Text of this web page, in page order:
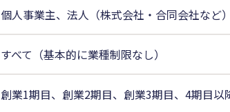
個人事業主、法人（株式会社・合同会社など）
すべて（基本的に業種制限なし）
創業1期目、創業2期目、創業3期目、4期目以